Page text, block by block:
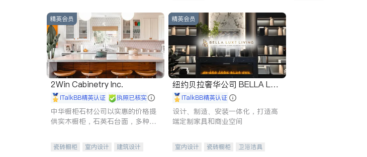
商标注册
索赔 律师-其它 保释
精英会员
2Win Cabinetry Inc.
iTalkBB精英认证 执照已核实
中华橱柜石材公司以实惠的价格提
供实木橱柜，石英石台面，多种优
机。品质厨房，家的选择。
瓷砖橱柜 室内设计
建筑设计
精英会员
纽约贝拉奢华公司 BELLA LUX
E iTalkBB精英认证
设计、制造、安装一体化，打造高
端定制家具和商业空间
室内设计 瓷砖橱柜
卫浴洁具